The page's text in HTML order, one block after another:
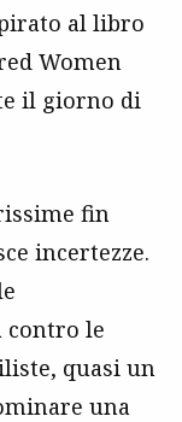
al libro
Women
il giorno di
fin
incertezze.
contro le
quasi un
una